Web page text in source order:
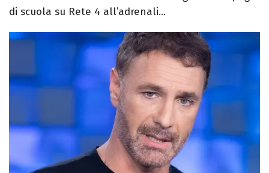
di scuola su Rete 4 all’adrenali...